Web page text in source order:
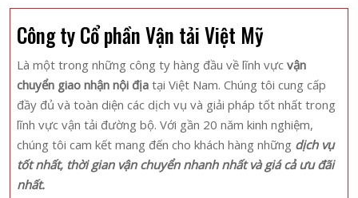
Qua
Khi
Đi
Du
Lịch
Thác
Bờ
Công ty Cổ phần Vận tải Việt Mỹ
Là một trong những công ty hàng đầu về lĩnh vực vận
chuyển giao nhận nội địa tại Việt Nam. Chúng tôi cung cấp
đầy đủ và toàn diện các dịch vụ và giải pháp tốt nhất trong
lĩnh vực vận tải đường bộ. Với gần 20 năm kinh nghiệm,
chúng tôi cam kết mang đến cho khách hàng những dịch vụ
tốt nhất, thời gian vận chuyển nhanh nhất và giá cả ưu đãi
nhất.